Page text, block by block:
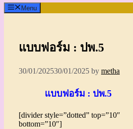
Menu
แบบฟอร์ม : ปพ.5
30/01/202530/01/2025 by metha
แบบฟอร์ม : ปพ.5
[divider style=”dotted” top=”10″
bottom=”10″]